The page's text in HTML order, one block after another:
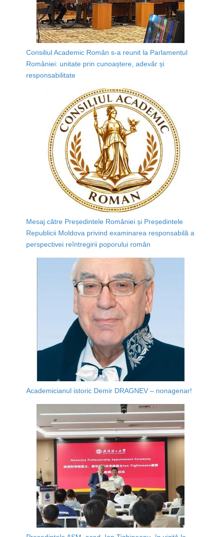
Consiliul Academic Român s-a reunit la Parlamentul
României: unitate prin cunoaștere, adevăr și
responsabilitate
Mesaj către Președintele României și Președintele
Republicii Moldova privind examinarea responsabilă a
perspectivei reîntregirii poporului român
Academicianul istoric Demir DRAGNEV – nonagenar!